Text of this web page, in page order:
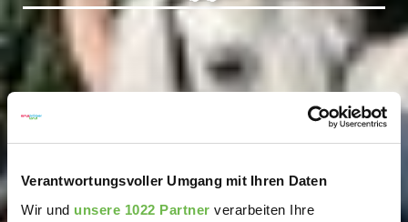
Verantwortungsvoller Umgang mit Ihren Daten
Wir und unsere 1022 Partner verarbeiten Ihre